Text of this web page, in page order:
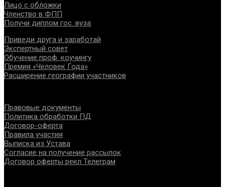
Лицо с обложки
Членство в ФПП
Получи диплом гос. вуза
Приведи друга и заработай
Экспертный совет
Обучение проф. коучингу
Премия «Человек Года»
Расширение географии участников
Правовые документы
Политика обработки ПД
Договор-оферта
Правила участия
Выписка из Устава
Согласие на получение рассылок
Договор оферты рекл Телеграм